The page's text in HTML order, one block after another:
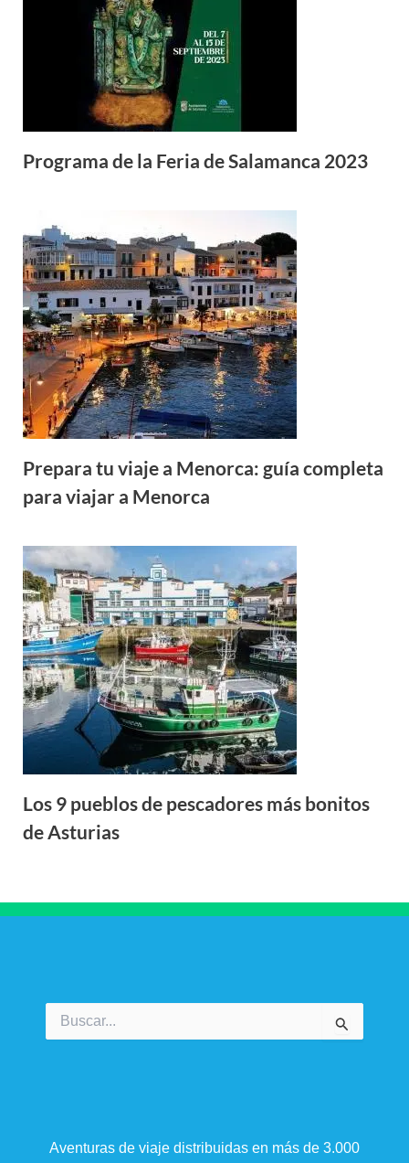
Programa de la Feria de Salamanca 2023
Prepara tu viaje a Menorca: guía completa
para viajar a Menorca
Los 9 pueblos de pescadores más bonitos
de Asturias
Buscar
por:
Aventuras de viaje distribuidas en más de 3.000